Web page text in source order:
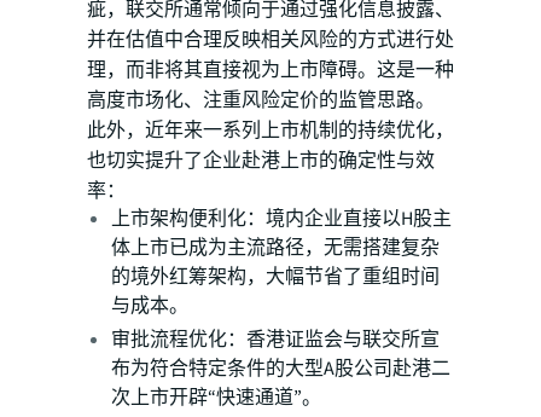
疵，联交所通常倾向于通过强化信息披露、
并在估值中合理反映相关风险的方式进行处
理，而非将其直接视为上市障碍。这是一种
高度市场化、注重风险定价的监管思路。
此外，近年来一系列上市机制的持续优化，
也切实提升了企业赴港上市的确定性与效
率：
上市架构便利化：境内企业直接以H股主
体上市已成为主流路径，无需搭建复杂
的境外红筹架构，大幅节省了重组时间
与成本。
审批流程优化：香港证监会与联交所宣
布为符合特定条件的大型A股公司赴港二
次上市开辟“快速通道”。